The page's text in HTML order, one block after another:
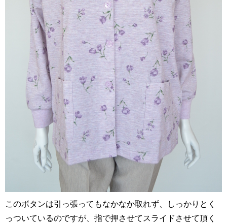
このボタンは引っ張ってもなかなか取れず、しっかりとく
っついているのですが、指で押させてスライドさせて頂く